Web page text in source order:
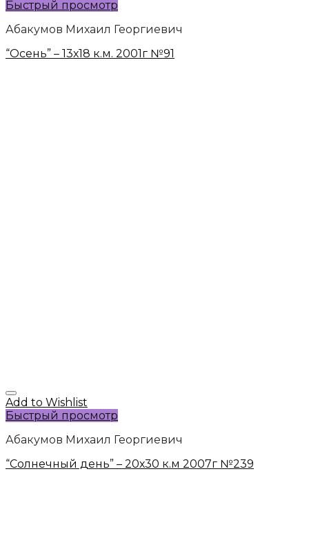
Быстрый просмотр
Абакумов Михаил Георгиевич
“Осень” – 13х18 к.м. 2001г №91
Add to Wishlist
Быстрый просмотр
Абакумов Михаил Георгиевич
“Солнечный день” – 20х30 к.м 2007г №239